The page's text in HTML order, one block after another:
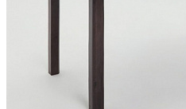
Кровати
Кровати односпальные